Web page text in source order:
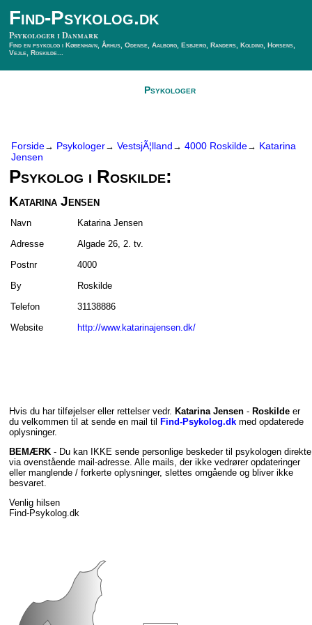
Find-Psykolog.dk
Psykologer i Danmark
Find en psykolog i København, Århus, Odense, Aalborg, Esbjerg, Randers, Kolding, Horsens,
Vejle, Roskilde...
Psykologer
Forside→ Psykologer→ VestsjÃ¦lland → 4000 Roskilde→ Katarina
Jensen
Psykolog i Roskilde:
Katarina Jensen
Navn
Katarina Jensen
Adresse
Algade 26, 2. tv.
Postnr
4000
By
Roskilde
Telefon
31138886
Website
http://www.katarinajensen.dk/
Hvis du har tilføjelser eller rettelser vedr. Katarina Jensen - Roskilde er
du velkommen til at sende en mail til
Find-Psykolog.dk med opdaterede
oplysninger.
BEMÆRK - Du kan IKKE sende personlige beskeder til psykologen direkte
via ovenstående mail-adresse. Alle mails, der ikke vedrører opdateringer
eller manglende / forkerte oplysninger, slettes omgående og bliver ikke
besvaret.
Venlig hilsen
Find-Psykolog.dk